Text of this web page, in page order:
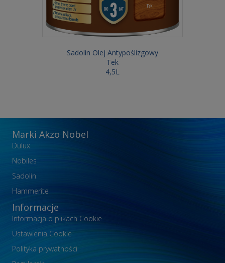
Sadolin Olej Antypoślizgowy
Tek
4,5L
Marki Akzo Nobel
Dulux
Nobiles
Sadolin
Hammerite
Informacje
Informacja o plikach Cookie
Ustawienia Cookie
Polityka prywatności